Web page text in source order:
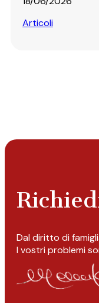
Articoli
Dal diritto di
I vostri problemi